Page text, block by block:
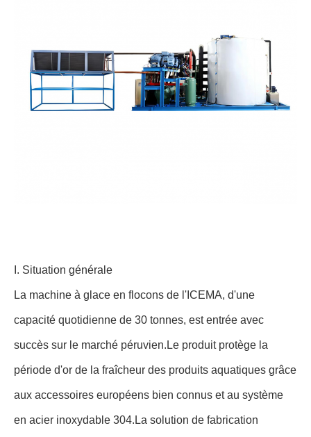
I. Situation générale
La machine à glace en flocons de l'ICEMA, d'une
capacité quotidienne de 30 tonnes, est entrée avec
succès sur le marché péruvien.Le produit protège la
période d'or de la fraîcheur des produits aquatiques grâce
aux accessoires européens bien connus et au système
en acier inoxydable 304.La solution de fabrication